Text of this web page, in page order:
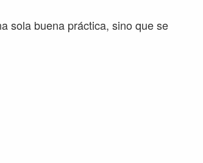
sola buena práctica, sino que se